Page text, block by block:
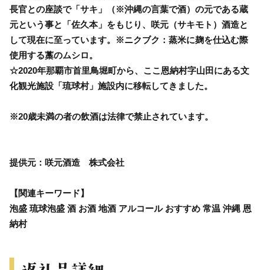
長官との座談で「サキ」（※沖縄の言葉で酒）の元である蔵
元という事と「佐久本」をもじり、咲元（サキモト）酒造と
して現在に至っています。※ニクブク：蒸米に麹を仕込む際
使用する藁のムシロ。
☆2020年那覇市首里鳥堀町から、ここ恩納村字山田にある文
化観光施設「琉球村」施設内に移転してきました。
※20歳未満の者の飲酒は法律で禁止されています。
提供元：咲元酒造 株式会社
【関連キーワード】
泡盛 琉球泡盛 酒 お酒 地酒 アルコール おすすめ 常温 沖縄 恩
納村